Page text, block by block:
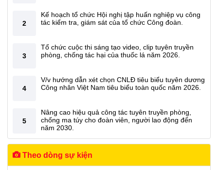
2
Kế hoạch tổ chức Hội nghị tập huấn nghiệp vụ công
tác kiểm tra, giám sát của tổ chức Công đoàn.
3
Tổ chức cuộc thi sáng tạo video, clip tuyên truyền
phòng, chống tác hại của thuốc lá năm 2026.
4
V/v hướng dẫn xét chọn CNLĐ tiêu biểu tuyên dương
Công nhân Việt Nam tiêu biểu toàn quốc năm 2026.
5
Nâng cao hiệu quả công tác tuyên truyền phòng,
chống ma túy cho đoàn viên, người lao động đến
năm 2030.
Theo dòng sự kiện